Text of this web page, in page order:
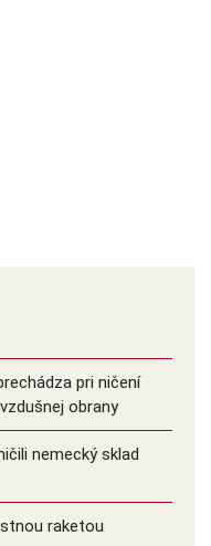
pri ničení
obrany
nemecký sklad
raketou